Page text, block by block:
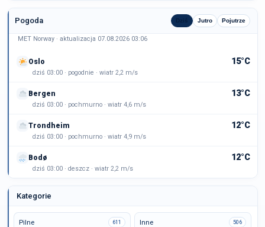
Pogoda Dziś Jutro Pojutrze
MET Norway · aktualizacja 07.08.2026 03:06
Oslo 15°C
dziś 03:00 · pogodnie · wiatr 2,2 m/s
Bergen 13°C
dziś 03:00 · pochmurno · wiatr 4,6 m/s
Trondheim 12°C
dziś 03:00 · pochmurno · wiatr 4,9 m/s
Bodø 12°C
dziś 03:00 · deszcz · wiatr 2,2 m/s
Kategorie
Pilne 611 Inne 506